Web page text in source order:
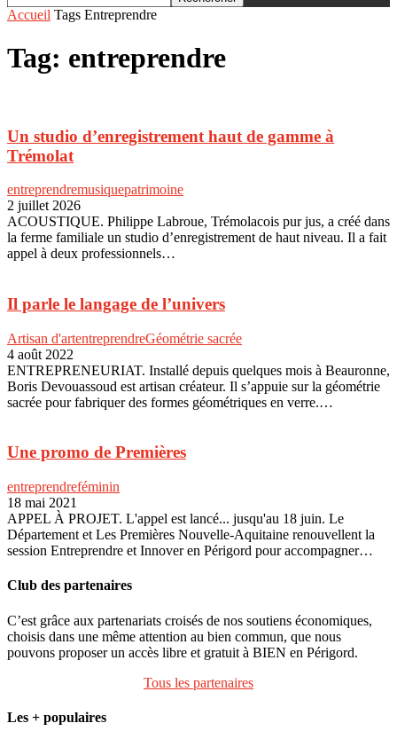
Accueil Tags Entreprendre
Tag: entreprendre
Un studio d’enregistrement haut de gamme à
Trémolat
entreprendremusiquepatrimoine
2 juillet 2026
ACOUSTIQUE. Philippe Labroue, Trémolacois pur jus, a créé dans
la ferme familiale un studio d’enregistrement de haut niveau. Il a fait
appel à deux professionnels…
Il parle le langage de l’univers
Artisan d'artentreprendreGéométrie sacrée
4 août 2022
ENTREPRENEURIAT. Installé depuis quelques mois à Beauronne,
Boris Devouassoud est artisan créateur. Il s’appuie sur la géométrie
sacrée pour fabriquer des formes géométriques en verre.…
Une promo de Premières
entreprendreféminin
18 mai 2021
APPEL À PROJET. L'appel est lancé... jusqu'au 18 juin. Le
Département et Les Premières Nouvelle-Aquitaine renouvellent la
session Entreprendre et Innover en Périgord pour accompagner…
Club des partenaires
C’est grâce aux partenariats croisés de nos soutiens économiques,
choisis dans une même attention au bien commun, que nous
pouvons proposer un accès libre et gratuit à BIEN en Périgord.
Tous les partenaires
Les + populaires